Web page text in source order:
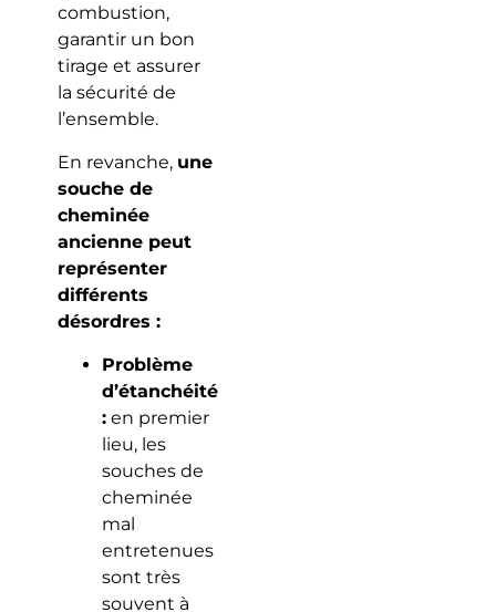
combustion,
garantir un bon
tirage et assurer
la sécurité de
l’ensemble.
En revanche, une
souche de
cheminée
ancienne peut
représenter
différents
désordres :
Problème
d’étanchéité
:en premier
lieu, les
souches de
cheminée
mal
entretenues
sont très
souvent à